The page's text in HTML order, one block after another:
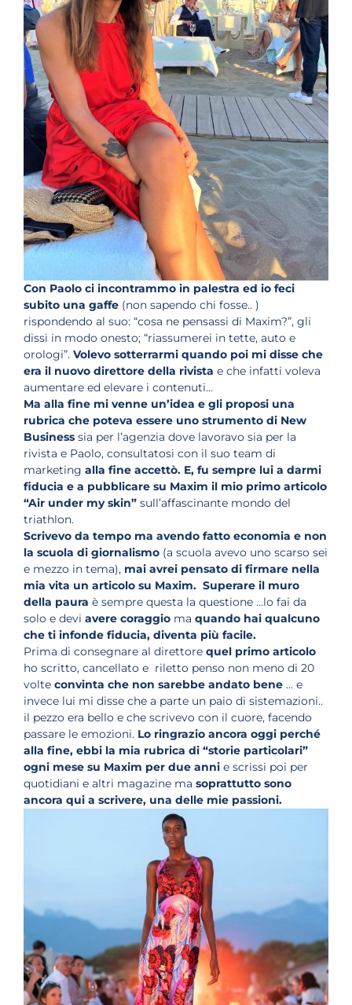
Con Paolo ci incontrammo in palestra ed io feci
subito una gaffe (non sapendo chi fosse.. )
rispondendo al suo: “cosa ne pensassi di Maxim?”, gli
dissi in modo onesto; “riassumerei in tette, auto e
orologi”. Volevo sotterrarmi quando poi mi disse che
era il nuovo direttore della rivista e che infatti voleva
aumentare ed elevare i contenuti…
Ma alla fine mi venne un’idea e gli proposi una
rubrica che poteva essere uno strumento di New
Business sia per l’agenzia dove lavoravo sia per la
rivista e Paolo, consultatosi con il suo team di
marketing alla fine accettò. E, fu sempre lui a darmi
fiducia e a pubblicare su Maxim il mio primo articolo
“Air under my skin” sull’affascinante mondo del
triathlon.
Scrivevo da tempo ma avendo fatto economia e non
la scuola di giornalismo (a scuola avevo uno scarso sei
e mezzo in tema), mai avrei pensato di firmare nella
mia vita un articolo su Maxim. Superare il muro
della paura è sempre questa la questione …lo fai da
solo e devi avere coraggio ma quando hai qualcuno
che ti infonde fiducia, diventa più facile.
Prima di consegnare al direttore quel primo articolo
ho scritto, cancellato e riletto penso non meno di 20
volte convinta che non sarebbe andato bene … e
invece lui mi disse che a parte un paio di sistemazioni..
il pezzo era bello e che scrivevo con il cuore, facendo
passare le emozioni. Lo ringrazio ancora oggi perché
alla fine, ebbi la mia rubrica di “storie particolari”
ogni mese su Maxim per due anni e scrissi poi per
quotidiani e altri magazine ma soprattutto sono
ancora qui a scrivere, una delle mie passioni.